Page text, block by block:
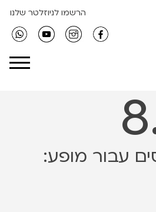
הרשמו לניוזלטר שלנו
עבור מופע: